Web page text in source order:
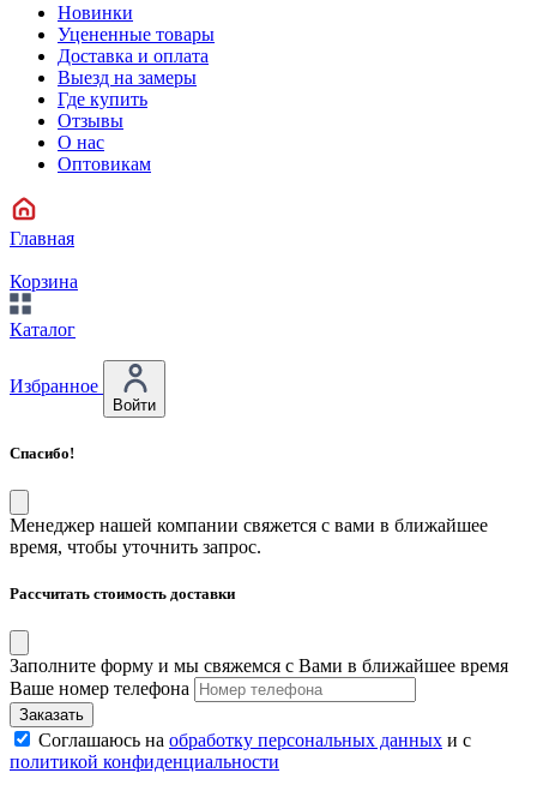
Новинки
Уцененные товары
Доставка и оплата
Выезд на замеры
Где купить
Отзывы
О нас
Оптовикам
Главная
Корзина
Каталог
Избранное
Войти
Спасибо!
Менеджер нашей компании свяжется с вами в ближайшее
время, чтобы уточнить запрос.
Рассчитать стоимость доставки
Заполните форму и мы свяжемся с Вами в ближайшее время
Ваше номер телефона
Соглашаюсь на обработку персональных данных и с
политикой конфиденциальности